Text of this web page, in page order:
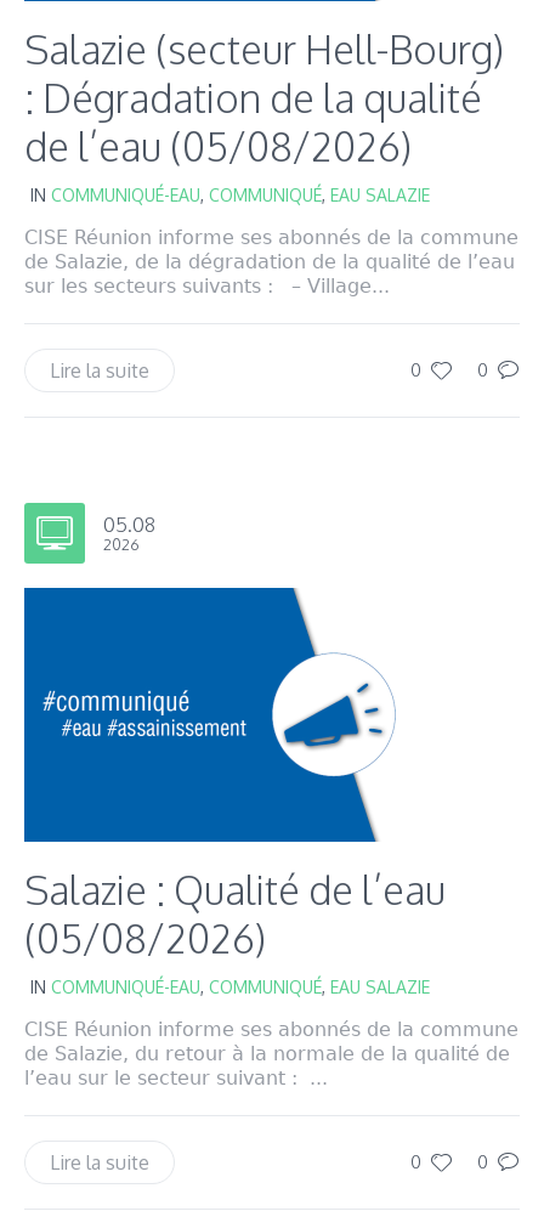
Salazie (secteur Hell-Bourg)
: Dégradation de la qualité
de l’eau (05/08/2026)
IN COMMUNIQUÉ-EAU, COMMUNIQUÉ, EAU SALAZIE
CISE Réunion informe ses abonnés de la commune
de Salazie, de la dégradation de la qualité de l’eau
sur les secteurs suivants : – Village...
0 0
Lire la suite
05.08
2026
Salazie : Qualité de l’eau
(05/08/2026)
IN COMMUNIQUÉ-EAU, COMMUNIQUÉ, EAU SALAZIE
CISE Réunion informe ses abonnés de la commune
de Salazie, du retour à la normale de la qualité de
l’eau sur le secteur suivant : ...
0 0
Lire la suite